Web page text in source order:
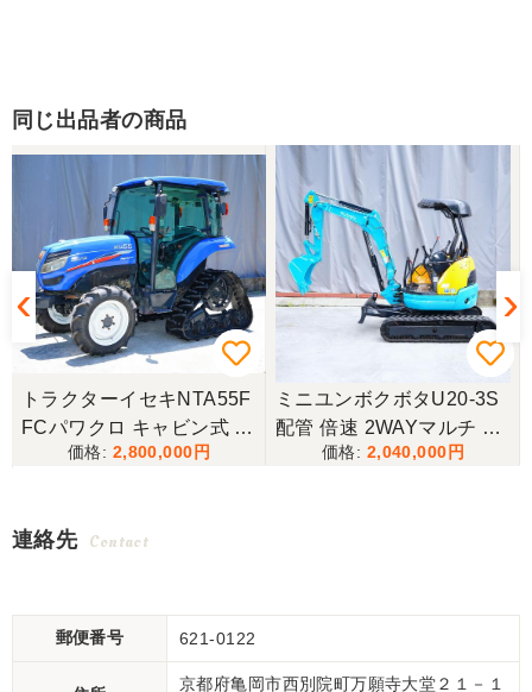
同じ出品者の商品
トラクターイセキNTA55F
FCパワクロ キャビン式 4
2,800,000
ミニユンボクボタU20-3S
配管 倍速 2WAYマルチ ゴ
ムキャタ仕様！
2,040,000
連絡先 Contact
郵便番号 621-0122
京都府亀岡市西別院町万願寺大堂２１－１